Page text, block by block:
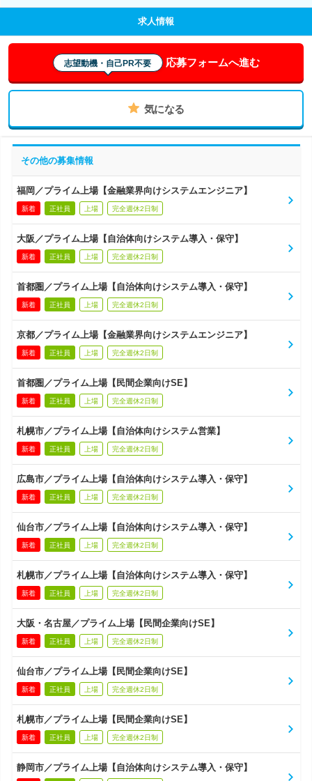
求人情報
志望動機・自己PR不要 応募フォームへ進む
気になる
その他の募集情報
福岡／プライム上場【金融業界向けシステムエンジニア】
新着 正社員 上場 完全週休2日制
大阪／プライム上場【自治体向けシステム導入・保守】
新着 正社員 上場 完全週休2日制
首都圏／プライム上場【自治体向けシステム導入・保守】
新着 正社員 上場 完全週休2日制
京都／プライム上場【金融業界向けシステムエンジニア】
新着 正社員 上場 完全週休2日制
首都圏／プライム上場【民間企業向けSE】
新着 正社員 上場 完全週休2日制
札幌市／プライム上場【自治体向けシステム営業】
新着 正社員 上場 完全週休2日制
広島市／プライム上場【自治体向けシステム導入・保守】
新着 正社員 上場 完全週休2日制
仙台市／プライム上場【自治体向けシステム導入・保守】
新着 正社員 上場 完全週休2日制
札幌市／プライム上場【自治体向けシステム導入・保守】
新着 正社員 上場 完全週休2日制
大阪・名古屋／プライム上場【民間企業向けSE】
新着 正社員 上場 完全週休2日制
仙台市／プライム上場【民間企業向けSE】
新着 正社員 上場 完全週休2日制
札幌市／プライム上場【民間企業向けSE】
新着 正社員 上場 完全週休2日制
静岡市／プライム上場【自治体向けシステム導入・保守】